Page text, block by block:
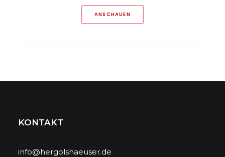
ANSCHAUEN
KONTAKT
info@hergolshaeuser.de